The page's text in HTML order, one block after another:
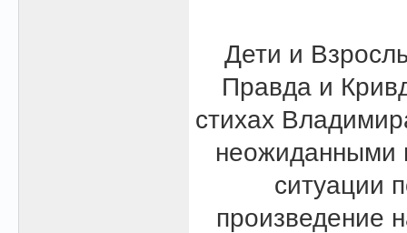
Дети и
Правда и
стихах
неожиданными
ситуации
произведение